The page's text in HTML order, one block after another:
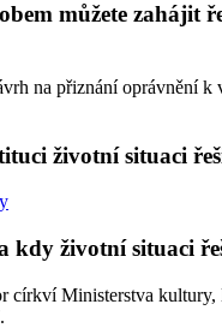
můžete zahájit
na přiznání oprávnění k
životní situaci
kdy životní situaci
církví Ministerstva